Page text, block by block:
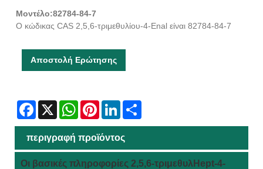
Μοντέλο:82784-84-7
Ο κώδικας CAS 2,5,6-τριμεθυλίου-4-Enal είναι 82784-84-7
Αποστολή Ερώτησης
Facebook
X WhatsAppPinterestLinkedIn
περιγραφή προϊόντος
Οι βασικές πληροφορίες 2,5,6-τριμεθυλHept-4-